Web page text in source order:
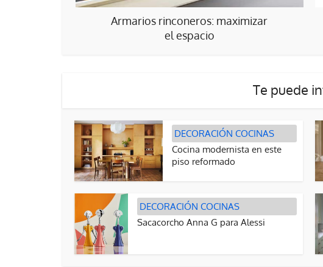
Armarios rinconeros: maximizar
el espacio
Te puede
DECORACIÓN COCINAS
Cocina modernista en este
piso reformado
DECORACIÓN COCINAS
Sacacorcho Anna G para Alessi